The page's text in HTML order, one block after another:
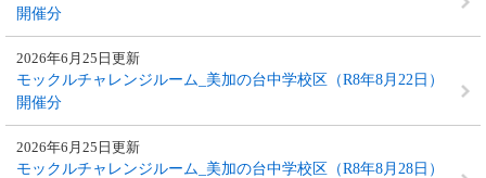
開催分
モックルチャレンジルーム_美加の台中学校区（R8年8月22日）
開催分
2026年6月25日更新
モックルチャレンジルーム_美加の台中学校区（R8年8月28日）
2026年6月25日更新